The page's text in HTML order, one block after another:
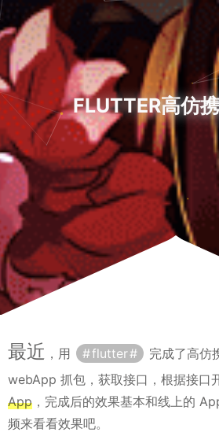
FLUTTER高仿
最近 ，用 flutter
完成了高仿
webApp 抓包，获取接口，根据接口
App ，完成后的效果基本和线上的
频来看看效果吧。